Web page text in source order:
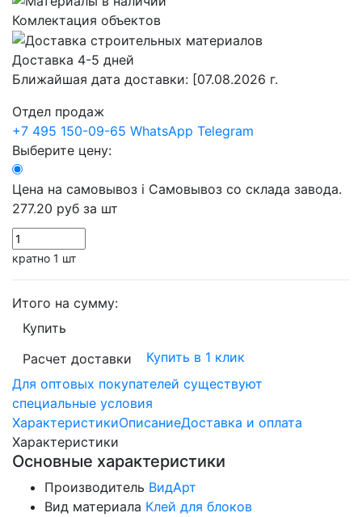
Комлектация объектов
Доставка 4-5 дней
Ближайшая дата доставки: [07.08.2026 г.
Отдел продаж
+7 495 150-09-65 WhatsApp Telegram
Выберите цену:
Цена на самовывоз i Самовывоз со склада завода.
277.20 руб за шт
кратно 1 шт
Итого на сумму:
Купить
Расчет доставки
Купить в 1 клик
Для оптовых покупателей существуют
специальные условия
ХарактеристикиОписаниеДоставка и оплата
Характеристики
Основные характеристики
Производитель ВидАрт
Вид материала Клей для блоков